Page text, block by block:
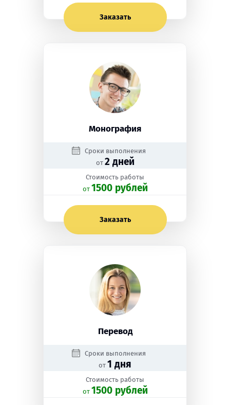
Заказать
Монография
Сроки выполнения
от 2 дней
Стоимость работы
oт 1500 рублей
Заказать
Перевод
Сроки выполнения
от 1 дня
Стоимость работы
oт 1500 рублей